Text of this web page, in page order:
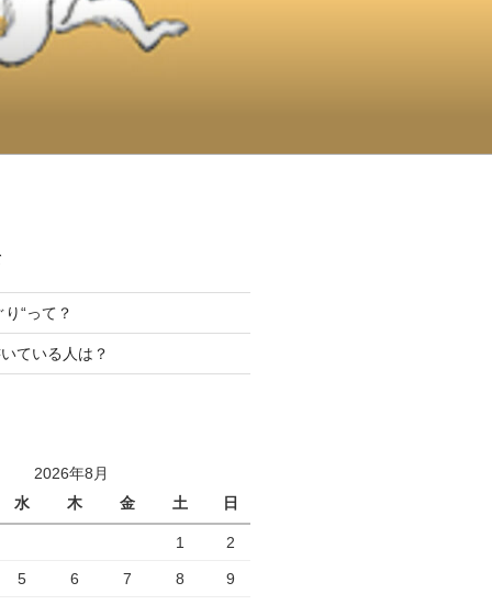
“って？
ている人は？
2026年8月
水
木 金 土 日
1 2
5 6 7 8 9